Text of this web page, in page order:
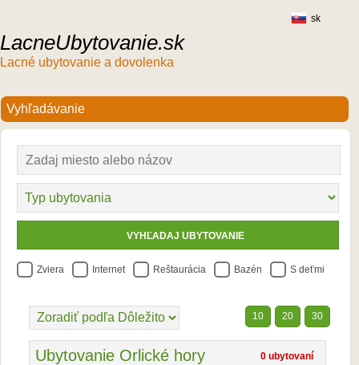
LacneUbytovanie.sk
Lacné ubytovanie a dovolenka
sk
Zviera Internet Reštaurácia Bazén S deťmi
10 20 30
0 ubytovaní
Ubytovanie Orlické hory